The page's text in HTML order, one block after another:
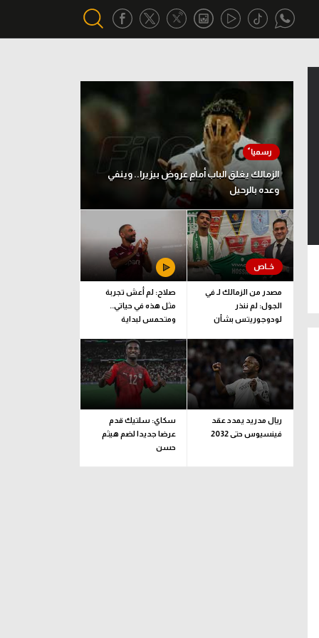
أقسام خاصة
Gamers
ميركاتو
تحقيق في الجول
تقرير في الجول
تحليل في الجول
حكايات في الجول
كويز في الجول
فيديو في الجول
الزمالك يغلق الباب أمام عروض بيزيرا.. وينفي
وعده بالرحيل
مصدر من الزمالك لـ في
الجول: لم ننذر
لودوجوريتس بشأن
المجيد.. وهذا الموعد
المتفق عليه
صلاح: لم أعش تجربة
مثل هذه في حياتي..
ومتحمس لبداية
ريال مدريد يمدد عقد
فينسيوس حتى 2032
سكاي: سلتيك قدم
عرضا جديدا لضم هيثم
حسن